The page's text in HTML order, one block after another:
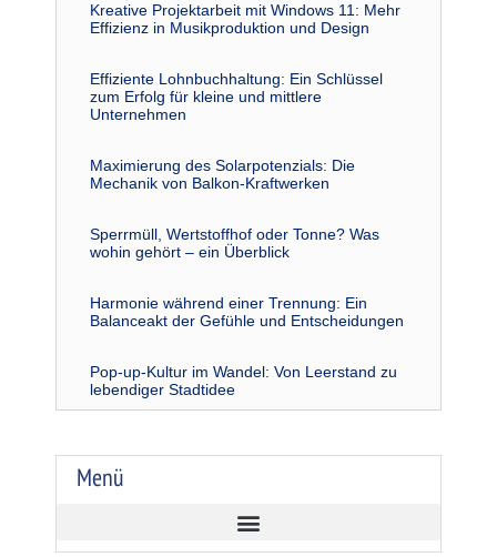
Kreative Projektarbeit mit Windows 11: Mehr
Effizienz in Musikproduktion und Design
Effiziente Lohnbuchhaltung: Ein Schlüssel
zum Erfolg für kleine und mittlere
Unternehmen
Maximierung des Solarpotenzials: Die
Mechanik von Balkon-Kraftwerken
Sperrmüll, Wertstoffhof oder Tonne? Was
wohin gehört – ein Überblick
Harmonie während einer Trennung: Ein
Balanceakt der Gefühle und Entscheidungen
Pop-up-Kultur im Wandel: Von Leerstand zu
lebendiger Stadtidee
Menü